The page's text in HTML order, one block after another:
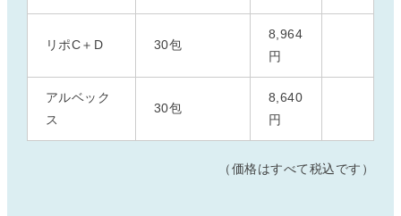
リポC＋D 30包
8,964
円
アルベック
ス
30包
8,640
円
（価格はすべて税込です）